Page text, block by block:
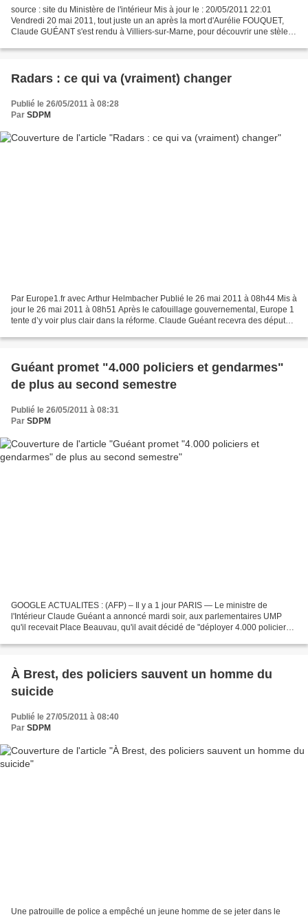
source : site du Ministère de l'intérieur Mis à jour le : 20/05/2011 22:01
Vendredi 20 mai 2011, tout juste un an après la mort d'Aurélie FOUQUET,
Claude GUÉANT s'est rendu à Villiers-sur-Marne, pour découvrir une stèle à
Radars : ce qui va (vraiment) changer
Publié le 26/05/2011 à 08:28
Par SDPM
Par Europe1.fr avec Arthur Helmbacher Publié le 26 mai 2011 à 08h44 Mis à
jour le 26 mai 2011 à 08h51 Après le cafouillage gouvernemental, Europe 1
tente d’y voir plus clair dans la réforme. Claude Guéant recevra des députés
Guéant promet "4.000 policiers et gendarmes"
de plus au second semestre
Publié le 26/05/2011 à 08:31
Par SDPM
GOOGLE ACTUALITES : (AFP) – Il y a 1 jour PARIS — Le ministre de
l'Intérieur Claude Guéant a annoncé mardi soir, aux parlementaires UMP
qu'il recevait Place Beauvau, qu'il avait décidé de "déployer 4.000 policiers
À Brest, des policiers sauvent un homme du
suicide
Publié le 27/05/2011 à 08:40
Par SDPM
Une patrouille de police a empêché un jeune homme de se jeter dans le